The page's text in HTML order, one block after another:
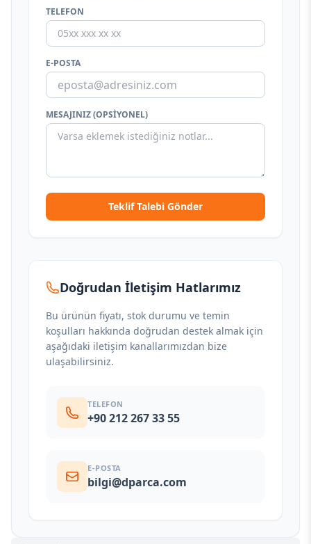
TELEFON
E-POSTA
MESAJINIZ (OPSIYONEL)
Teklif Talebi Gönder
Doğrudan İletişim Hatlarımız
Bu ürünün fiyatı, stok durumu ve temin
koşulları hakkında doğrudan destek almak için
aşağıdaki iletişim kanallarımızdan bize
ulaşabilirsiniz.
TELEFON
+90 212 267 33 55
E-POSTA
bilgi@dparca.com